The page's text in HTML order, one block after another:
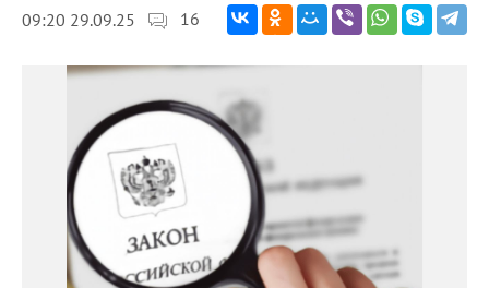
09:20 29.09.25 16